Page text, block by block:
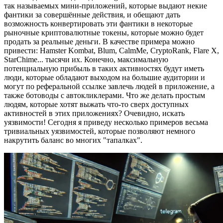
JS-
так называемых мини-приложений, которые выдают некие
фантики за совершённые действия, и обещают дать
возможность конвертировать эти фантики в некоторые
рыночные криптовалютные токены, которые можно будет
продать за реальные деньги. В качестве примера можно
привести: Hamster Kombat, Blum, CalmMe, CryptoRank, Flare X,
StarChime... тысячи их. Конечно, максимальную
потенциальную прибыль в таких активностях будут иметь
люди, которые обладают выходом на большие аудитории и
могут по реферальной ссылке завлечь людей в приложение, а
также ботоводы с автокликлерами. Что же делать простым
людям, которые хотят выжать что-то сверх доступных
активностей в этих приложениях? Очевидно, искать
уязвимости! Сегодня я приведу несколько примеров весьма
тривиальных уязвимостей, которые позволяют немного
накрутить баланс во многих "тапалках".